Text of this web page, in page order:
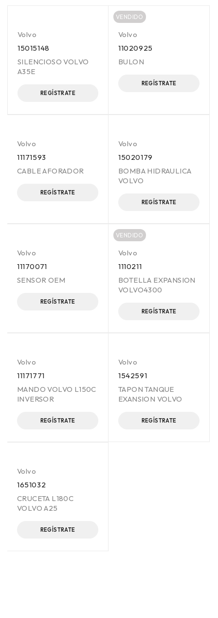
Volvo
15015148
SILENCIOSO VOLVO
A35E
REGÍSTRATE
VENDIDO
Volvo
11020925
BULON
REGÍSTRATE
Volvo
11171593
CABLE AFORADOR
REGÍSTRATE
Volvo
15020179
BOMBA HIDRAULICA
VOLVO
REGÍSTRATE
Volvo
11170071
SENSOR OEM
REGÍSTRATE
VENDIDO
Volvo
1110211
BOTELLA EXPANSION
VOLVO4300
REGÍSTRATE
Volvo
11171771
MANDO VOLVO L150C
INVERSOR
REGÍSTRATE
Volvo
1542591
TAPON TANQUE
EXANSION VOLVO
REGÍSTRATE
Volvo
1651032
CRUCETA L180C
VOLVO A25
REGÍSTRATE